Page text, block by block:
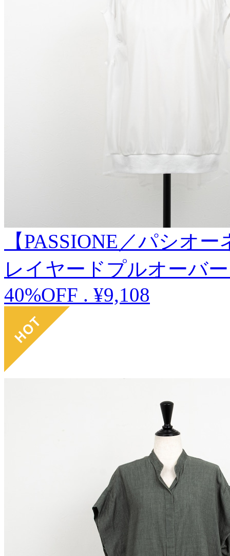
【PASSIONE／パシオ
レイヤードプルオーバ
40%OFF . ¥9,108